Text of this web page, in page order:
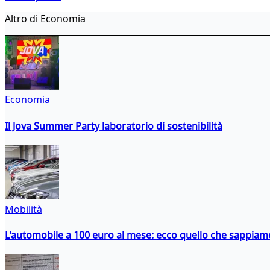
Altro di Economia
Economia
Il Jova Summer Party laboratorio di sostenibilità
Mobilità
L'automobile a 100 euro al mese: ecco quello che